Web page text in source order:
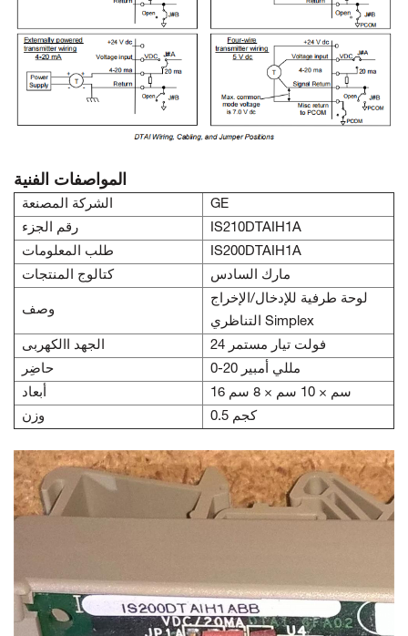
المواصفات الفنية
الشركة المصنعة
GE
رقم الجزء
IS210DTAIH1A
طلب المعلومات
IS200DTAIH1A
كتالوج المنتجات
مارك السادس
وصف
لوحة طرفية للإدخال/الإخراج
التناظري Simplex
الجهد االكهربى
24 فولت تيار مستمر
حاضِر
0-20 مللي أمبير
أبعاد
16 سم × 10 سم × 8 سم
وزن
0.5 كجم